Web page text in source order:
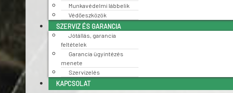
Munkavédelmi lábbelik
Védőeszközök
SZERVIZ ÉS GARANCIA
Jótállás, garancia
feltételek
Garancia ügyintézés
menete
Szervizelés
KAPCSOLAT